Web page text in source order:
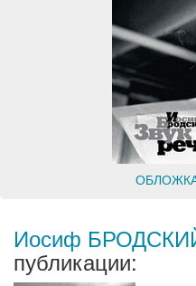
Иосиф
публикации: